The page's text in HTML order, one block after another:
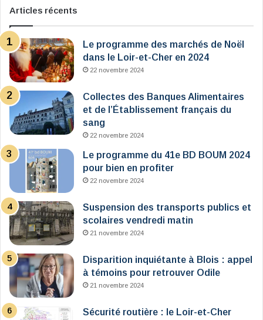
Articles récents
Le programme des marchés de Noël
dans le Loir-et-Cher en 2024
22 novembre 2024
Collectes des Banques Alimentaires
et de l’Établissement français du
sang
22 novembre 2024
Le programme du 41e BD BOUM 2024
pour bien en profiter
22 novembre 2024
Suspension des transports publics et
scolaires vendredi matin
21 novembre 2024
Disparition inquiétante à Blois : appel
à témoins pour retrouver Odile
21 novembre 2024
Sécurité routière : le Loir-et-Cher